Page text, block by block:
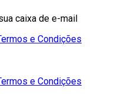
caixa de e-mail
e Condições
e Condições